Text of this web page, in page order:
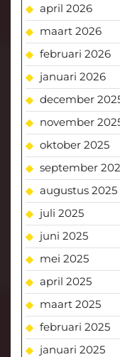
april 2026
maart 2026
februari 2026
januari 2026
december
november
oktober 2025
september
augustus 2025
juli 2025
juni 2025
mei 2025
april 2025
maart 2025
februari 2025
januari 2025